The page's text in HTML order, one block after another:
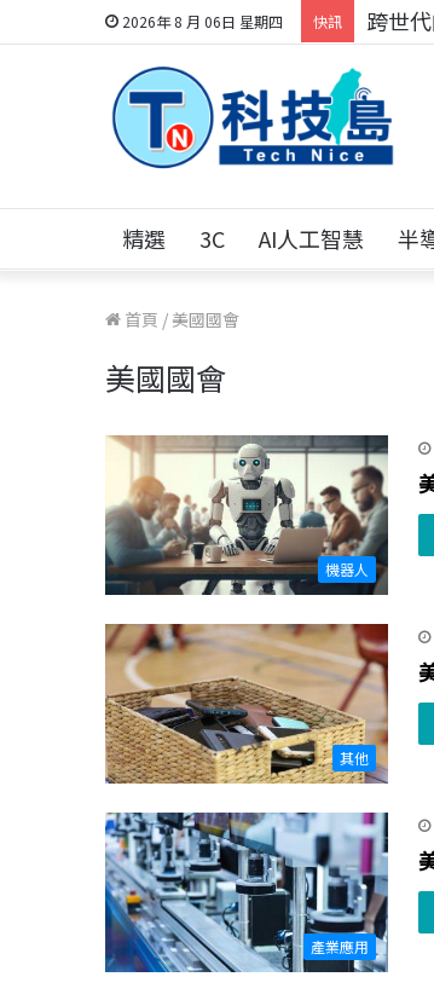
2026年 8 月 06日 星期四 快訊 跨世
精選 3C AI人工智慧 半
首頁 / 美國國會
美國國會
機器人
其他
產業應用